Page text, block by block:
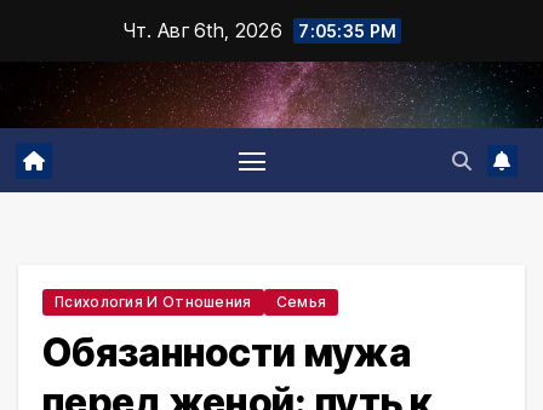
содержимому
Чт. Авг 6th, 2026 7:05:36 PM
Психология И Отношения Семья
Обязанности мужа